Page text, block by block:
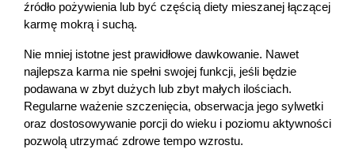
źródło pożywienia lub być częścią diety mieszanej łączącej
karmę mokrą i suchą.
Nie mniej istotne jest prawidłowe dawkowanie. Nawet
najlepsza karma nie spełni swojej funkcji, jeśli będzie
podawana w zbyt dużych lub zbyt małych ilościach.
Regularne ważenie szczenięcia, obserwacja jego sylwetki
oraz dostosowywanie porcji do wieku i poziomu aktywności
pozwolą utrzymać zdrowe tempo wzrostu.